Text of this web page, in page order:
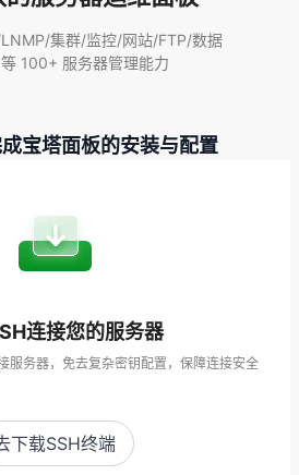
集群/监控/网站/FTP/数据
100+ 服务器管理能力
宝塔面板的安装与配置
连接您的服务器
服务器，免去复杂密钥配置，保障连接安全
下载SSH终端